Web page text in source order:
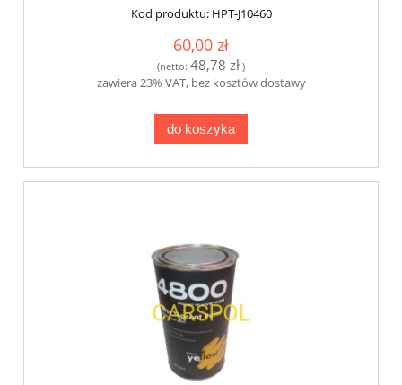
Kod produktu: HPT-J10460
60,00 zł
(netto: 48,78 zł )
zawiera 23% VAT, bez kosztów dostawy
do koszyka